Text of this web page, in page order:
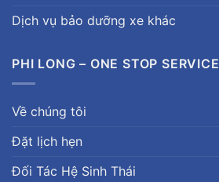
Dịch vụ bảo dưỡng xe khác
PHI LONG – ONE STOP SERVICE
Về chúng tôi
Đặt lịch hẹn
Đối Tác Hệ Sinh Thái